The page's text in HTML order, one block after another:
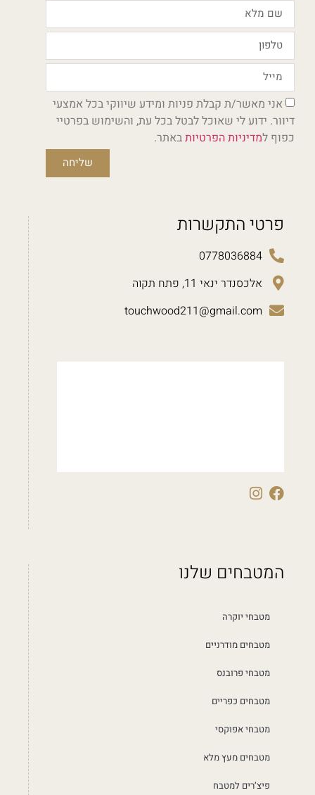
אני מאשר/ת קבלת פניות ומידע שיווקי בכל אמצעי
דיוור. ידוע לי שאוכל לבטל בכל עת, והשימוש בפרטיי
כפוף למדיניות הפרטיותבאתר.
שליחה
פרטי התקשרות
0778036884
אלכסנדר ינאי 11, פתח תקוה
touchwood211@gmail.com
המטבחים שלנו
מטבחי יוקרה
מטבחים מודרניים
מטבחי פרובנס
מטבחים כפריים
מטבחי אפוקסי
מטבחים מעץ מלא
פיצ’רים למטבח